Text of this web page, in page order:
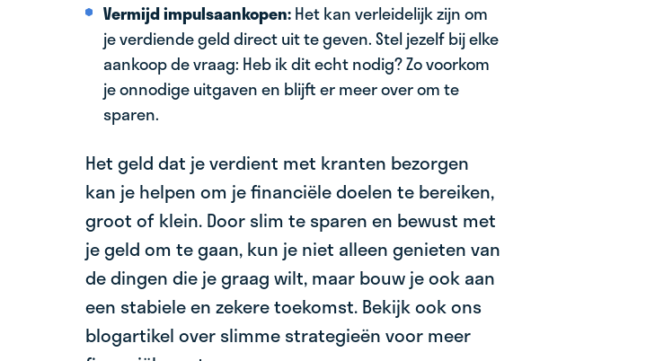
Vermijd impulsaankopen:Het kan verleidelijk zijn om
je verdiende geld direct uit te geven. Stel jezelf bij elke
aankoop de vraag: Heb ik dit echt nodig? Zo voorkom
je onnodige uitgaven en blijft er meer over om te
sparen.
Het geld dat je verdient met kranten bezorgen
kan je helpen om je financiële doelen te bereiken,
groot of klein. Door slim te sparen en bewust met
je geld om te gaan, kun je niet alleen genieten van
de dingen die je graag wilt, maar bouw je ook aan
een stabiele en zekere toekomst. Bekijk ook ons
blogartikel over slimme strategieën voor meer